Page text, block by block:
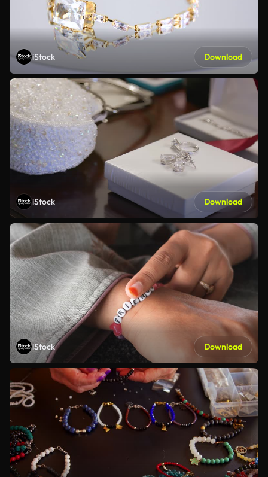
iStock Download
iStock Download
iStock Download